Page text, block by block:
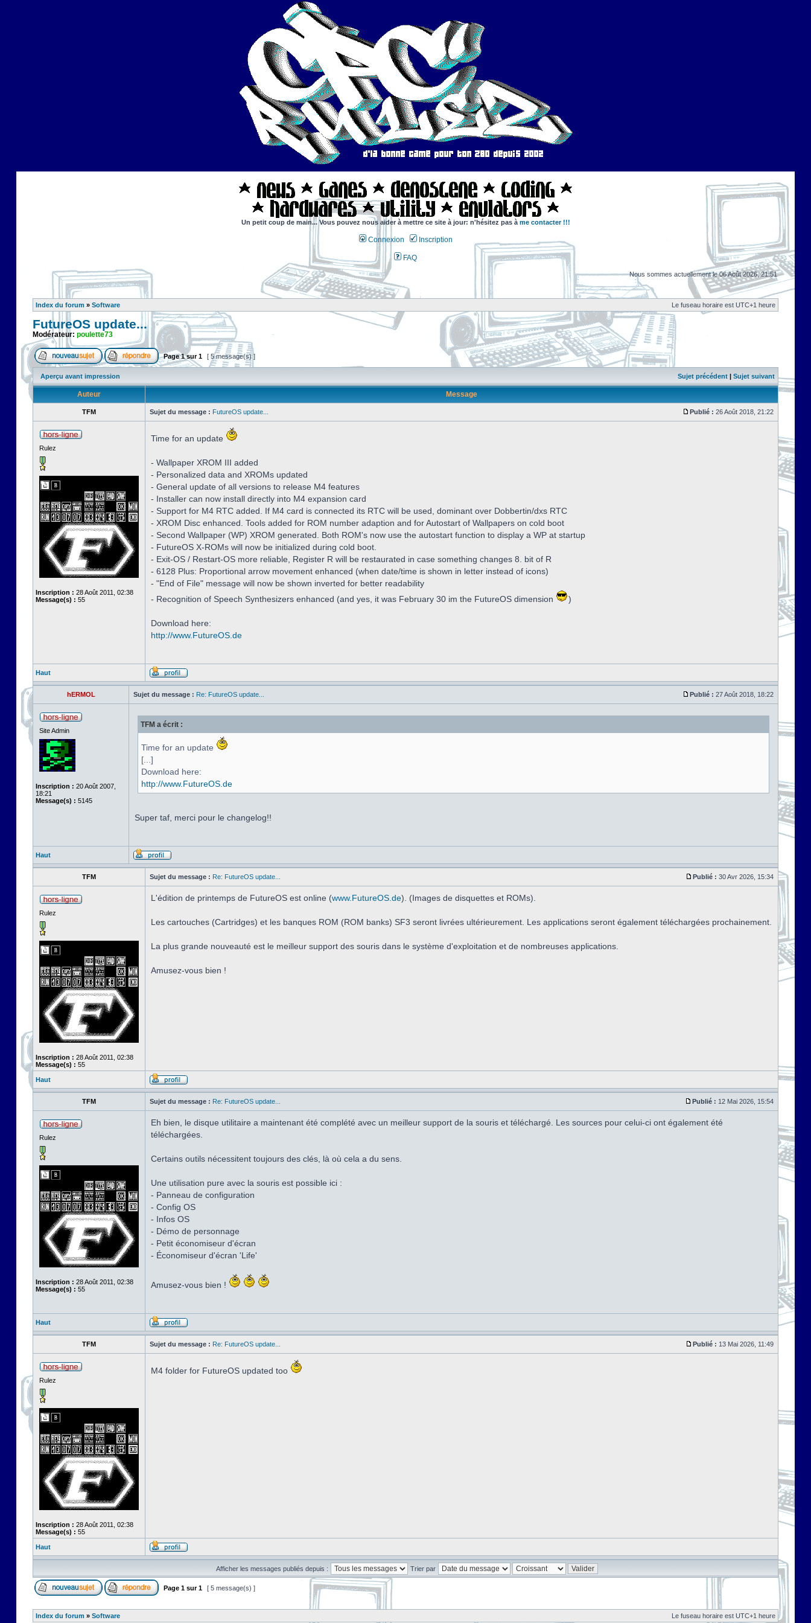
Un petit coup de main... Vous pouvez nous aider à mettre ce site à jour: n'hésitez pas à me contacter !!!
Connexion Inscription
FAQ
Nous sommes actuellement le 06 Août 2026, 21:51
Index du forum » Software Le fuseau horaire est UTC+1 heure
FutureOS update...
Modérateur: poulette73
Page1sur1 [ 5 message(s) ]
Aperçu avant impression Sujet précédent | Sujet suivant
Auteur Message
TFM Sujet du message : FutureOS update... Publié : 26 Août 2018, 21:22
Rulez
Inscription : 28 Août 2011, 02:38
Message(s) : 55
Time for an update
- Wallpaper XROM III added
- Personalized data and XROMs updated
- General update of all versions to release M4 features
- Installer can now install directly into M4 expansion card
- Support for M4 RTC added. If M4 card is connected its RTC will be used, dominant over Dobbertin/dxs RTC
- XROM Disc enhanced. Tools added for ROM number adaption and for Autostart of Wallpapers on cold boot
- Second Wallpaper (WP) XROM generated. Both ROM's now use the autostart function to display a WP at startup
- FutureOS X-ROMs will now be initialized during cold boot.
- Exit-OS / Restart-OS more reliable, Register R will be restaurated in case something changes 8. bit of R
- 6128 Plus: Proportional arrow movement enhanced (when date/time is shown in letter instead of icons)
- "End of File" message will now be shown inverted for better readability
- Recognition of Speech Synthesizers enhanced (and yes, it was February 30 im the FutureOS dimension
)
Download here:
http://www.FutureOS.de
Haut
hERMOL Sujet du message : Re: FutureOS update... Publié : 27 Août 2018, 18:22
Site Admin
Inscription : 20 Août 2007,
18:21
Message(s) : 5145
TFM a écrit :
Time for an update
[...]
Download here:
http://www.FutureOS.de
Super taf, merci pour le changelog!!
Haut
TFM Sujet du message : Re: FutureOS update... Publié : 30 Avr 2026, 15:34
Rulez
Inscription : 28 Août 2011, 02:38
Message(s) : 55
L'édition de printemps de FutureOS est online (www.FutureOS.de). (Images de disquettes et ROMs).
Les cartouches (Cartridges) et les banques ROM (ROM banks) SF3 seront livrées ultérieurement. Les applications seront également téléchargées prochainement.
La plus grande nouveauté est le meilleur support des souris dans le système d'exploitation et de nombreuses applications.
Amusez-vous bien !
Haut
TFM Sujet du message : Re: FutureOS update... Publié : 12 Mai 2026, 15:54
Rulez
Inscription : 28 Août 2011, 02:38
Message(s) : 55
Eh bien, le disque utilitaire a maintenant été complété avec un meilleur support de la souris et téléchargé. Les sources pour celui-ci ont également été
téléchargées.
Certains outils nécessitent toujours des clés, là où cela a du sens.
Une utilisation pure avec la souris est possible ici :
- Panneau de configuration
- Config OS
- Infos OS
- Démo de personnage
- Petit économiseur d'écran
- Économiseur d'écran 'Life'
Amusez-vous bien !
Haut
TFM Sujet du message : Re: FutureOS update... Publié : 13 Mai 2026, 11:49
Rulez
Inscription : 28 Août 2011, 02:38
Message(s) : 55
M4 folder for FutureOS updated too
Haut
Afficher les messages publiés depuis : Trier par
Page 1 sur1 [ 5 message(s) ]
Index du forum » Software Le fuseau horaire est UTC+1 heure